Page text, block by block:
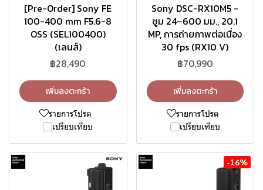
[Pre-Order] Sony FE
100-400 mm F5.6-8
OSS (SEL100400)
(เลนส์)
฿28,490
เพิ่มลงตะกร้า
รายการโปรด
เปรียบเทียบ
Sony DSC-RX10M5 -
ซูม 24–600 มม., 20.1
MP, การถ่ายภาพต่อเนื่อง
30 fps (RX10 V)
฿70,990
เพิ่มลงตะกร้า
รายการโปรด
เปรียบเทียบ
-16%